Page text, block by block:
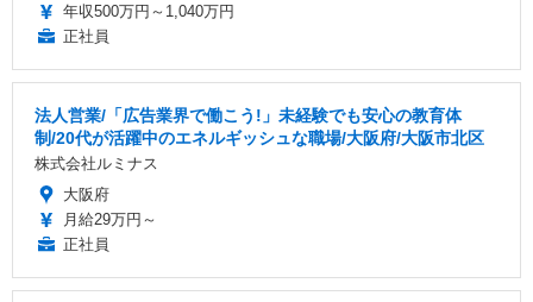
年収500万円～1,040万円
正社員
法人営業/「広告業界で働こう!」未経験でも安心の教育体
制/20代が活躍中のエネルギッシュな職場/大阪府/大阪市北区
株式会社ルミナス
大阪府
月給29万円～
正社員